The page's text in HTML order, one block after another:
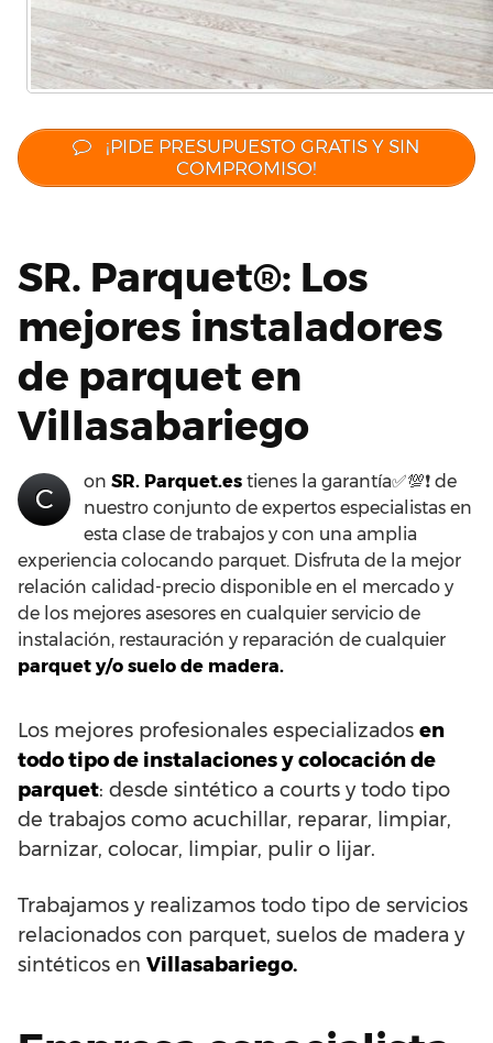
¡PIDE PRESUPUESTO GRATIS Y SIN
COMPROMISO!
SR. Parquet®: Los
mejores instaladores
de parquet en
Villasabariego
C
on SR. Parquet.es tienes la garantía✅💯❗ de
nuestro conjunto de expertos especialistas en
esta clase de trabajos y con una amplia
experiencia colocando parquet. Disfruta de la mejor
relación calidad-precio disponible en el mercado y
de los mejores asesores en cualquier servicio de
instalación, restauración y reparación de cualquier
parquet y/o suelo de madera.
Los mejores profesionales especializados en
todo tipo de instalaciones y colocación de
parquet: desde sintético a courts y todo tipo
de trabajos como acuchillar, reparar, limpiar,
barnizar, colocar, limpiar, pulir o lijar.
Trabajamos y realizamos todo tipo de servicios
relacionados con parquet, suelos de madera y
sintéticos en Villasabariego.